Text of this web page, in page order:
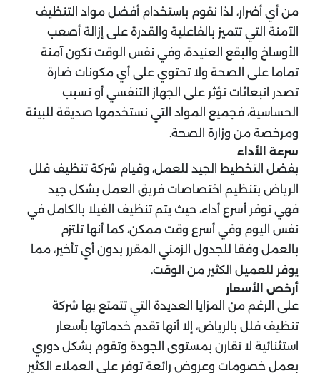
من أي أضرار، لذا نقوم باستخدام أفضل مواد التنظيف
الآمنة التي تتميز بالفاعلية والقدرة على إزالة أصعب
الأوساخ والبقع العنيدة، وفي نفس الوقت تكون آمنة
تماما على الصحة ولا تحتوي على أي مكونات ضارة
تصدر انبعاثات تؤثر على الجهاز التنفسي أو تسبب
الحساسية، فجميع المواد التي نستخدمها صديقة للبيئة
ومرخصة من وزارة الصحة.
سرعة الأداء
بفضل التخطيط الجيد للعمل، وقيام شركة تنظيف فلل
الرياض بتنظيم اختصاصات فريق العمل بشكل جيد
فهي توفر أسرع أداء، حيث يتم تنظيف الفيلا بالكامل في
نفس اليوم وفي أسرع وقت ممكن، كما أنها تلتزم
بالعمل وفقا للجدول الزمني المقرر بدون أي تأخير، مما
يوفر للعميل الكثير من الوقت.
أرخص الأسعار
على الرغم من المزايا العديدة التي تتمتع بها شركة
تنظيف فلل بالرياض، إلا أنها تقدم خدماتها بأسعار
استثنائية لا تقارن بمستوى الجودة وتقوم بشكل دوري
بعمل خصومات وعروض رائعة توفر على العملاء الكثير